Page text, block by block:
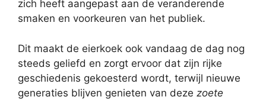
zich heeft aangepast aan de veranderende
smaken en voorkeuren van het publiek.
Dit maakt de eierkoek ook vandaag de dag nog
steeds geliefd en zorgt ervoor dat zijn rijke
geschiedenis gekoesterd wordt, terwijl nieuwe
generaties blijven genieten van deze zoete